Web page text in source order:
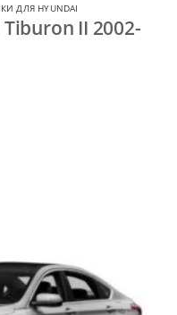
ДЛЯ HYUNDAI
II 2002-